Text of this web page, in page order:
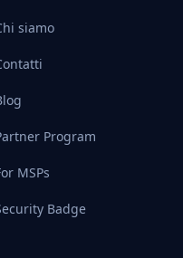
siamo
Program
MSPs
Badge